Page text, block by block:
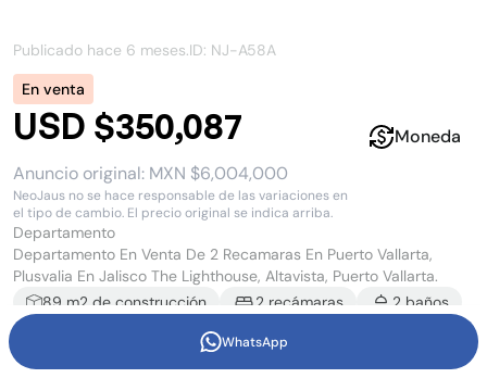
Publicado hace 6 meses.ID: NJ-A58A
En venta
USD $350,087
Anuncio original: MXN $6,004,000
NeoJaus no se hace responsable de las variaciones en
el tipo de cambio. El precio original se indica arriba.
Moneda
Departamento
Departamento En Venta De 2 Recamaras En Puerto Vallarta,
Plusvalia En Jalisco The Lighthouse, Altavista, Puerto Vallarta.
89 m2 de construcción 2 recámaras 2 baños
WhatsApp